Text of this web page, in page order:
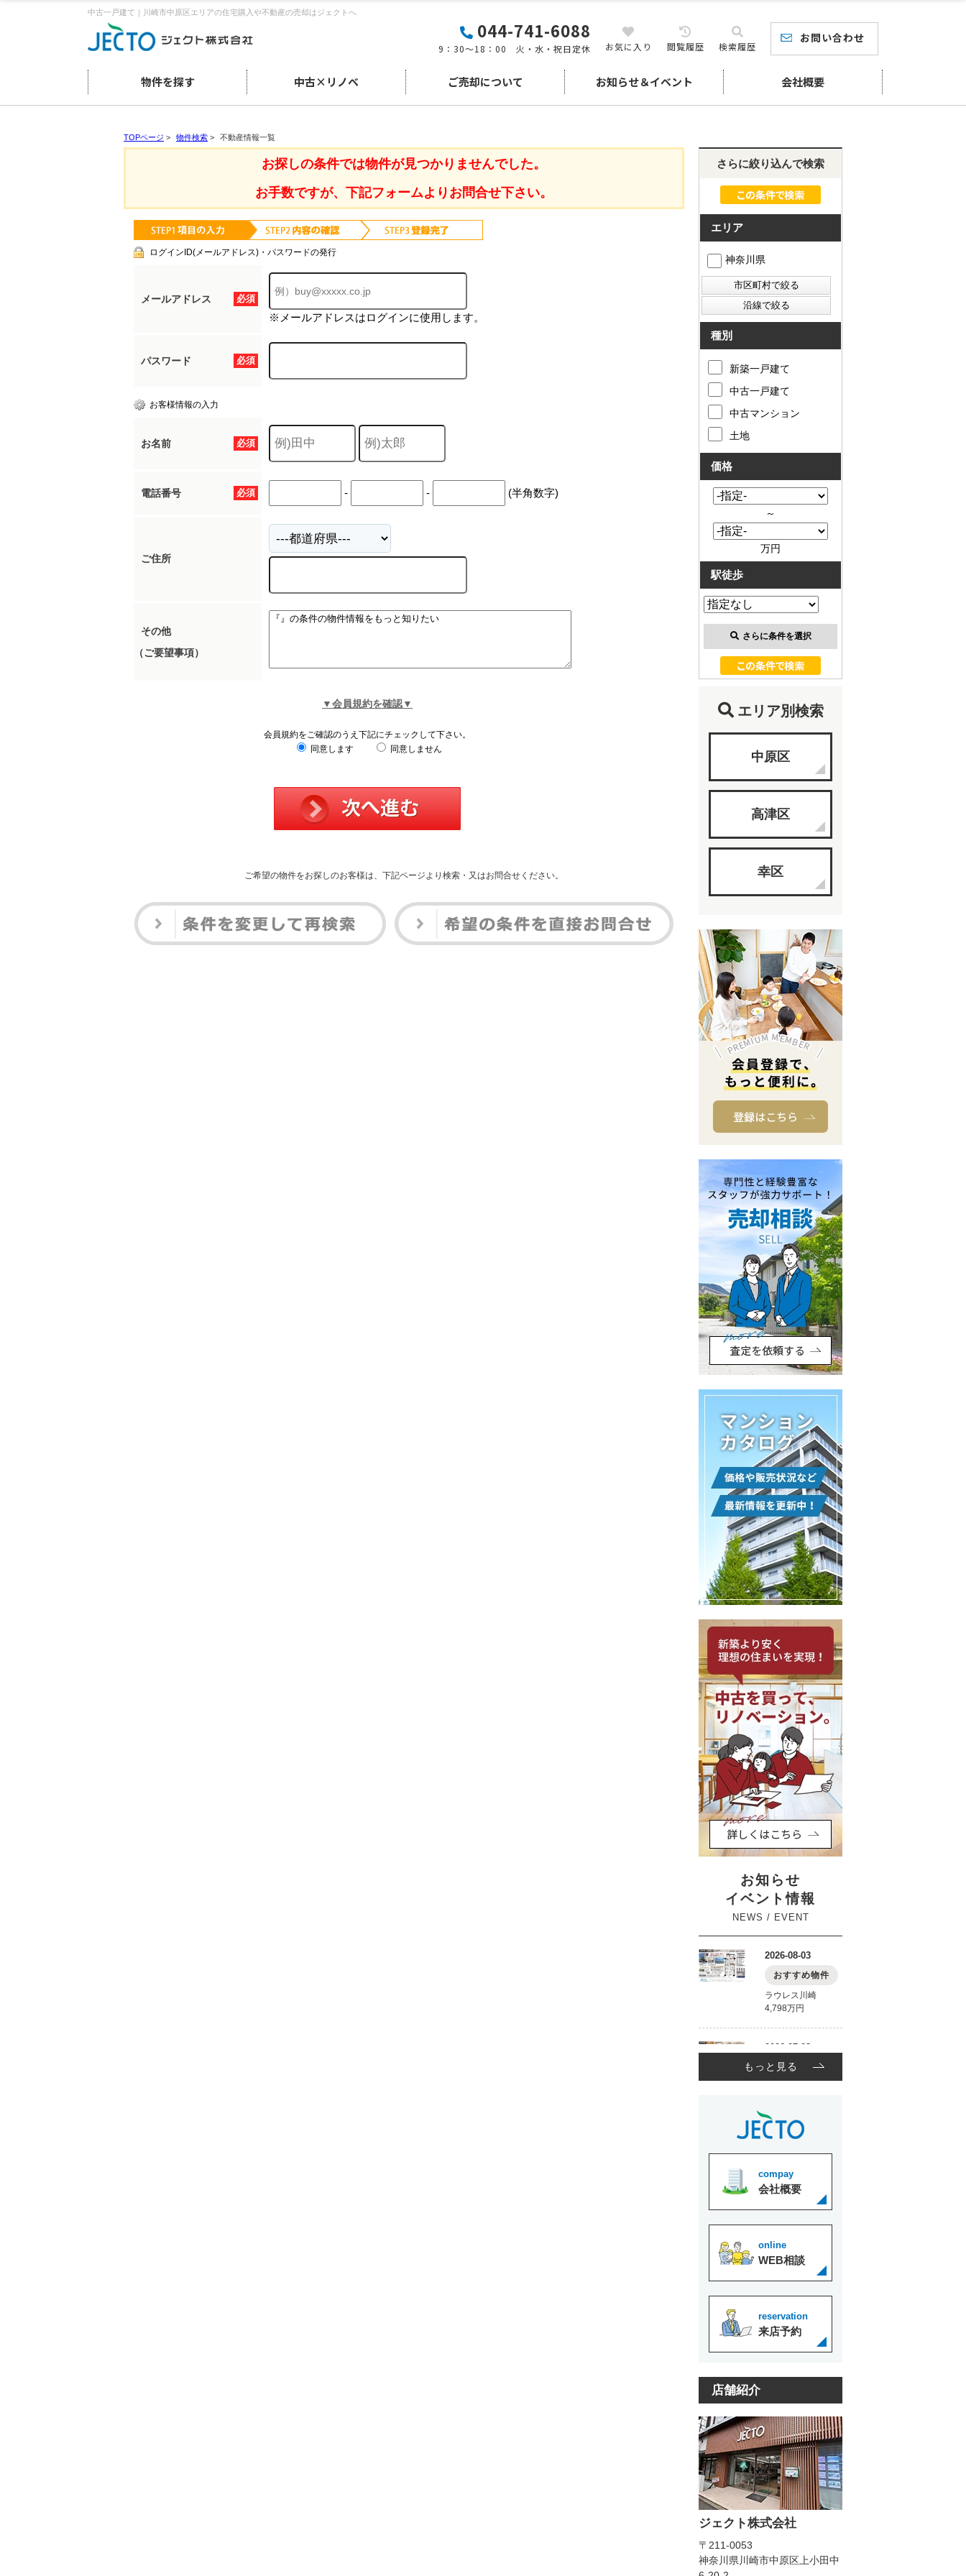
中古一戸建て｜川崎市中原区エリアの住宅購入や不動産の売却はジェクトへ
044-741-6088
9：30～18：00 火・水・祝日定休 お気に入り 閲覧履歴 検索履歴
お問い合わせ
物件を探す 中古×リノベ ご売却について お知らせ＆イベント 会社概要
TOPページ > 物件検索 > 不動産情報一覧
お探しの条件では物件が見つかりませんでした。
お手数ですが、下記フォームよりお問合せ下さい。
ログインID(メールアドレス)・パスワードの発行
必須
メールアドレス
※メールアドレスはログインに使用します。
必須
パスワード
お客様情報の入力
必須
お名前
必須
電話番号 - - (半角数字)
ご住所
その他
（ご要望事項）
▼会員規約を確認▼
会員規約をご確認のうえ下記にチェックして下さい。
同意します
同意しません
ご希望の物件をお探しのお客様は、下記ページより検索・又はお問合せください。
さらに絞り込んで検索
エリア
神奈川県
種別
新築一戸建て
中古一戸建て
中古マンション
土地
価格
～
万円
駅徒歩
さらに条件を選択
エリア別検索
中原区
高津区
幸区
お知らせ
イベント情報
NEWS / EVENT
もっと見る
compay
会社概要
online
WEB相談
reservation
来店予約
店舗紹介
ジェクト株式会社
〒211-0053
神奈川県川崎市中原区上小田中